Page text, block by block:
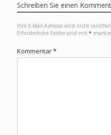
Schreiben Sie einen
Ihre E-Mail-Adresse wird nicht
Erforderliche Felder sind mit *
Kommentar*